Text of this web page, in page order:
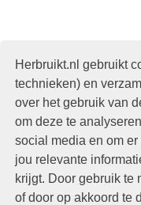
Herbruikt.nl gebruikt
technieken) en
over het gebruik van
om deze te
social media en om
jou relevante
krijgt. Door gebruik te
of door op akkoord te